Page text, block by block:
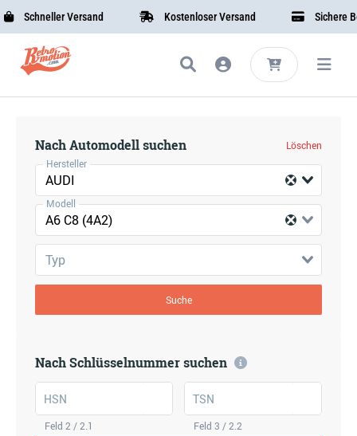
Schneller Versand Kostenloser Versand Sichere
Nach Automodell suchen
Löschen
Hersteller
AUDI
Modell
A6 C8 (4A2)
Typ
Suche
Nach Schlüsselnummer suchen
HSN
Feld 2 / 2.1
TSN
Feld 3 / 2.2